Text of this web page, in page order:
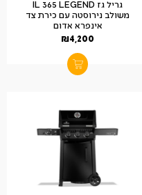
גריל גז IL 365 LEGEND
משולב נירוסטה עם כירת צד
אינפרא אדום
₪4,200